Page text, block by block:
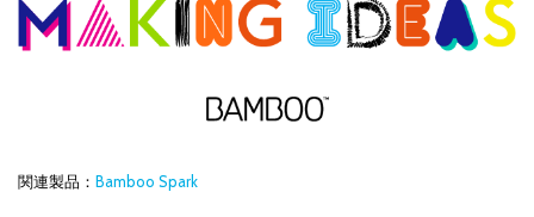
関連製品： Bamboo Spark